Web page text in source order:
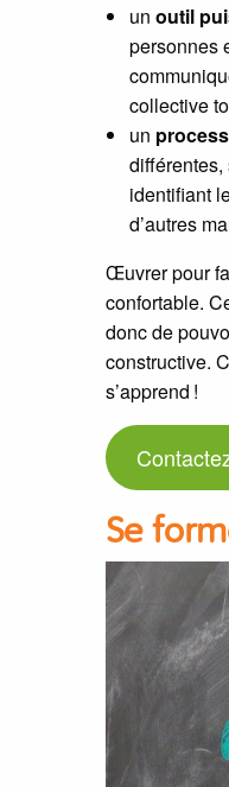
un outil
personnes
collective
un
identifiant
d’autres
Œuvrer pour
confortable.
donc de
constructive.
s’apprend !
Se